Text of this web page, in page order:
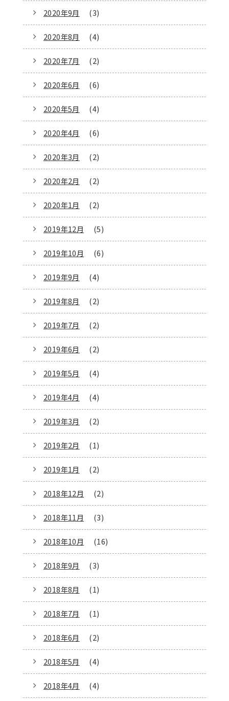
2020年9月 (3)
2020年8月 (4)
2020年7月 (2)
2020年6月 (6)
2020年5月 (4)
2020年4月 (6)
2020年3月 (2)
2020年2月 (2)
2020年1月 (2)
2019年12月 (5)
2019年10月 (6)
2019年9月 (4)
2019年8月 (2)
2019年7月 (2)
2019年6月 (2)
2019年5月 (4)
2019年4月 (4)
2019年3月 (2)
2019年2月 (1)
2019年1月 (2)
2018年12月 (2)
2018年11月 (3)
2018年10月 (16)
2018年9月 (3)
2018年8月 (1)
2018年7月 (1)
2018年6月 (2)
2018年5月 (4)
2018年4月 (4)